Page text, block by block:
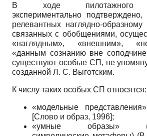
В ходе пилотажного
экспериментально
релевантных наглядно-
связанных с обобщениями,
«наглядным», «внешним»,
«данным сознанию вне
существуют особые СП, не
созданной Л. С. Выготским.
К числу таких особых СП относятся:
«модельные
[Слово и образ, 1996];
«умные образы»